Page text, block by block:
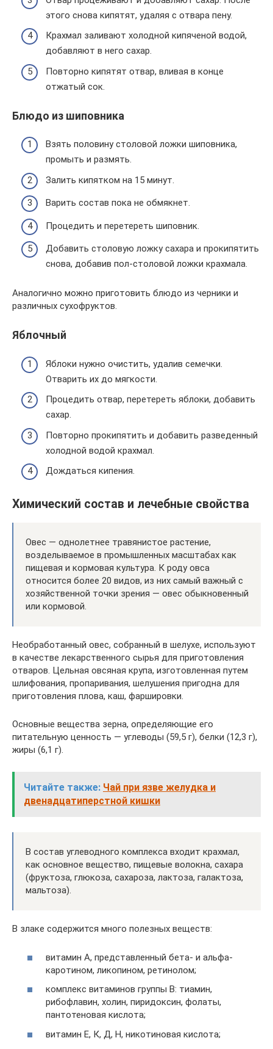
этого снова кипятят, удаляя с отвара пену.
Крахмал заливают холодной кипяченой водой,
добавляют в него сахар.
Повторно кипятят отвар, вливая в конце
отжатый сок.
Блюдо из шиповника
Взять половину столовой ложки шиповника,
промыть и размять.
Залить кипятком на 15 минут.
Варить состав пока не обмякнет.
Процедить и перетереть шиповник.
Добавить столовую ложку сахара и прокипятить
снова, добавив пол-столовой ложки крахмала.
Аналогично можно приготовить блюдо из черники и
различных сухофруктов.
Яблочный
Яблоки нужно очистить, удалив семечки.
Отварить их до мягкости.
Процедить отвар, перетереть яблоки, добавить
сахар.
Повторно прокипятить и добавить разведенный
холодной водой крахмал.
Дождаться кипения.
Химический состав и лечебные свойства
Овес — однолетнее травянистое растение,
возделываемое в промышленных масштабах как
пищевая и кормовая культура. К роду овса
относится более 20 видов, из них самый важный с
хозяйственной точки зрения — овес обыкновенный
или кормовой.
Необработанный овес, собранный в шелухе, используют
в качестве лекарственного сырья для приготовления
отваров. Цельная овсяная крупа, изготовленная путем
шлифования, пропаривания, шелушения пригодна для
приготовления плова, каш, фаршировки.
Основные вещества зерна, определяющие его
питательную ценность — углеводы (59,5 г), белки (12,3 г),
жиры (6,1 г).
Читайте также: Чай при язве желудка и
двенадцатиперстной кишки
В состав углеводного комплекса входит крахмал,
как основное вещество, пищевые волокна, сахара
(фруктоза, глюкоза, сахароза, лактоза, галактоза,
мальтоза).
В злаке содержится много полезных веществ:
витамин А, представленный бета- и альфа-
каротином, ликопином, ретинолом;
комплекс витаминов группы В: тиамин,
рибофлавин, холин, пиридоксин, фолаты,
пантотеновая кислота;
витамин Е, К, Д, Н, никотиновая кислота;